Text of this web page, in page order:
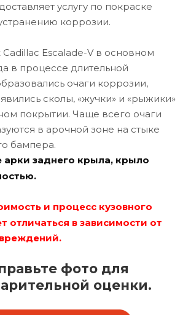
услугу по покраске
коррозии.
Escalade-V в основном
в процессе длительной
очаги коррозии,
сколы, «жучки» и «рыжики»
покрытии. Чаще всего очаги
в арочной зоне на стыке
бампера.
арки заднего крыла, крыло
и процесс кузовного
отличаться в зависимости от
фото для
оценки.